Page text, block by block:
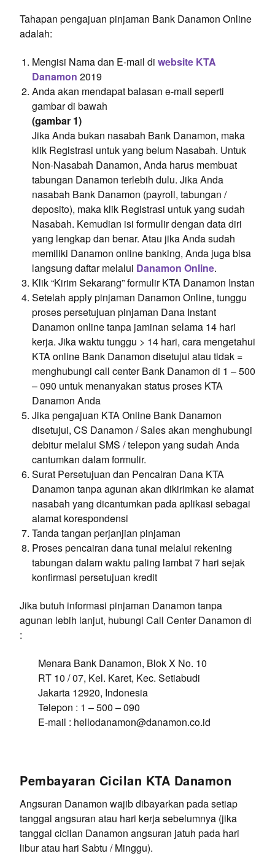
Tahapan pengajuan pinjaman Bank Danamon Online
adalah:
Mengisi Nama dan E-mail di website KTA
Danamon 2019
Anda akan mendapat balasan e-mail seperti
gambar di bawah
(gambar 1)
Jika Anda bukan nasabah Bank Danamon, maka
klik Registrasi untuk yang belum Nasabah. Untuk
Non-Nasabah Danamon, Anda harus membuat
tabungan Danamon terlebih dulu. Jika Anda
nasabah Bank Danamon (payroll, tabungan /
deposito), maka klik Registrasi untuk yang sudah
Nasabah. Kemudian isi formulir dengan data diri
yang lengkap dan benar. Atau jika Anda sudah
memiliki Danamon online banking, Anda juga bisa
langsung daftar melalui Danamon Online.
Klik “Kirim Sekarang” formulir KTA Danamon Instan
Setelah apply pinjaman Danamon Online, tunggu
proses persetujuan pinjaman Dana Instant
Danamon online tanpa jaminan selama 14 hari
kerja. Jika waktu tunggu > 14 hari, cara mengetahui
KTA online Bank Danamon disetujui atau tidak =
menghubungi call center Bank Danamon di 1 – 500
– 090 untuk menanyakan status proses KTA
Danamon Anda
Jika pengajuan KTA Online Bank Danamon
disetujui, CS Danamon / Sales akan menghubungi
debitur melalui SMS / telepon yang sudah Anda
cantumkan dalam formulir.
Surat Persetujuan dan Pencairan Dana KTA
Danamon tanpa agunan akan dikirimkan ke alamat
nasabah yang dicantumkan pada aplikasi sebagai
alamat korespondensi
Tanda tangan perjanjian pinjaman
Proses pencairan dana tunai melalui rekening
tabungan dalam waktu paling lambat 7 hari sejak
konfirmasi persetujuan kredit
Jika butuh informasi pinjaman Danamon tanpa
agunan lebih lanjut, hubungi Call Center Danamon di
:
Menara Bank Danamon, Blok X No. 10
RT 10 / 07, Kel. Karet, Kec. Setiabudi
Jakarta 12920, Indonesia
Telepon : 1 – 500 – 090
E-mail : hellodanamon@danamon.co.id
Pembayaran Cicilan KTA Danamon
Angsuran Danamon wajib dibayarkan pada setiap
tanggal angsuran atau hari kerja sebelumnya (jika
tanggal cicilan Danamon angsuran jatuh pada hari
libur atau hari Sabtu / Minggu).